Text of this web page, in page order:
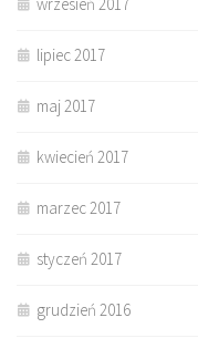
lipiec 2017
maj 2017
kwiecień 2017
marzec 2017
styczeń 2017
grudzień 2016